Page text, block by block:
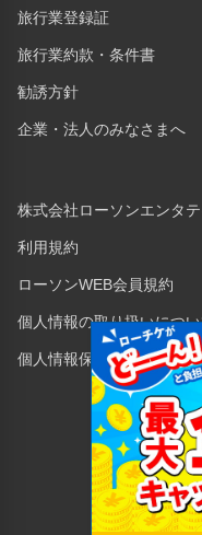
旅行業登録証
旅行業約款・条件書
勧誘方針
企業・法人のみなさまへ
株式会社ローソンエンタ
利用規約
ローソンWEB会員規約
個人情報の取り扱いにつ
個人情報保護方針
Copyright ©